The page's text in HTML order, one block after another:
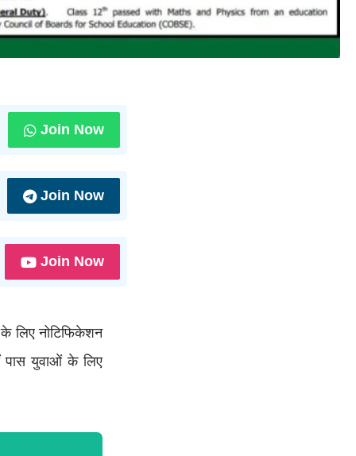
Join Now
Join Now
Join Now
लिए नोटिफिकेशन
पास युवाओं के लिए